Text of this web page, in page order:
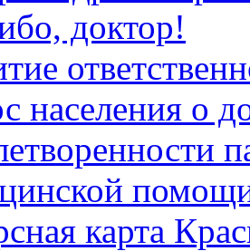
доктор!
населения о
карта